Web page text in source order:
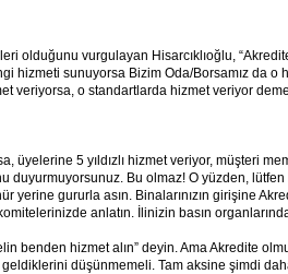
olduğunu vurgulayan Hisarcıklıoğlu,
hizmeti sunuyorsa Bizim Oda/Borsamız da o
veriyorsa, o standartlarda hizmet veriyor
üyelerine 5 yıldızlı hizmet veriyor, müşteri
duyurmuyorsunuz. Bu olmaz! O yüzden,
yerine gururla asın. Binalarınızın girişine
anlatın. İlinizin basın
benden hizmet alın” deyin. Ama Akredite
düşünmemeli. Tam aksine şimdi